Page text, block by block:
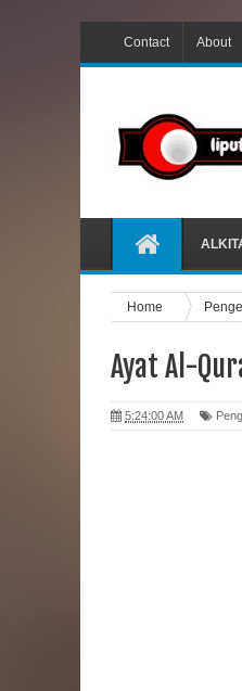
Contact About
Home
Ayat Al-
5:24:00 AM